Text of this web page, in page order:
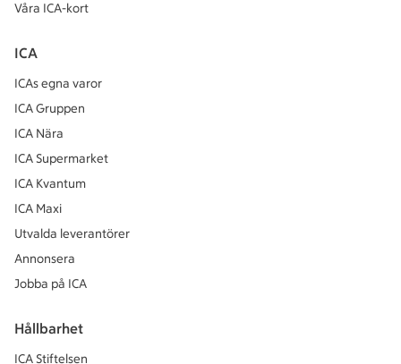
Våra ICA-kort
ICA
ICAs egna varor
ICA Gruppen
ICA Nära
ICA Supermarket
ICA Kvantum
ICA Maxi
Utvalda leverantörer
Annonsera
Jobba på ICA
Hållbarhet
ICA Stiftelsen